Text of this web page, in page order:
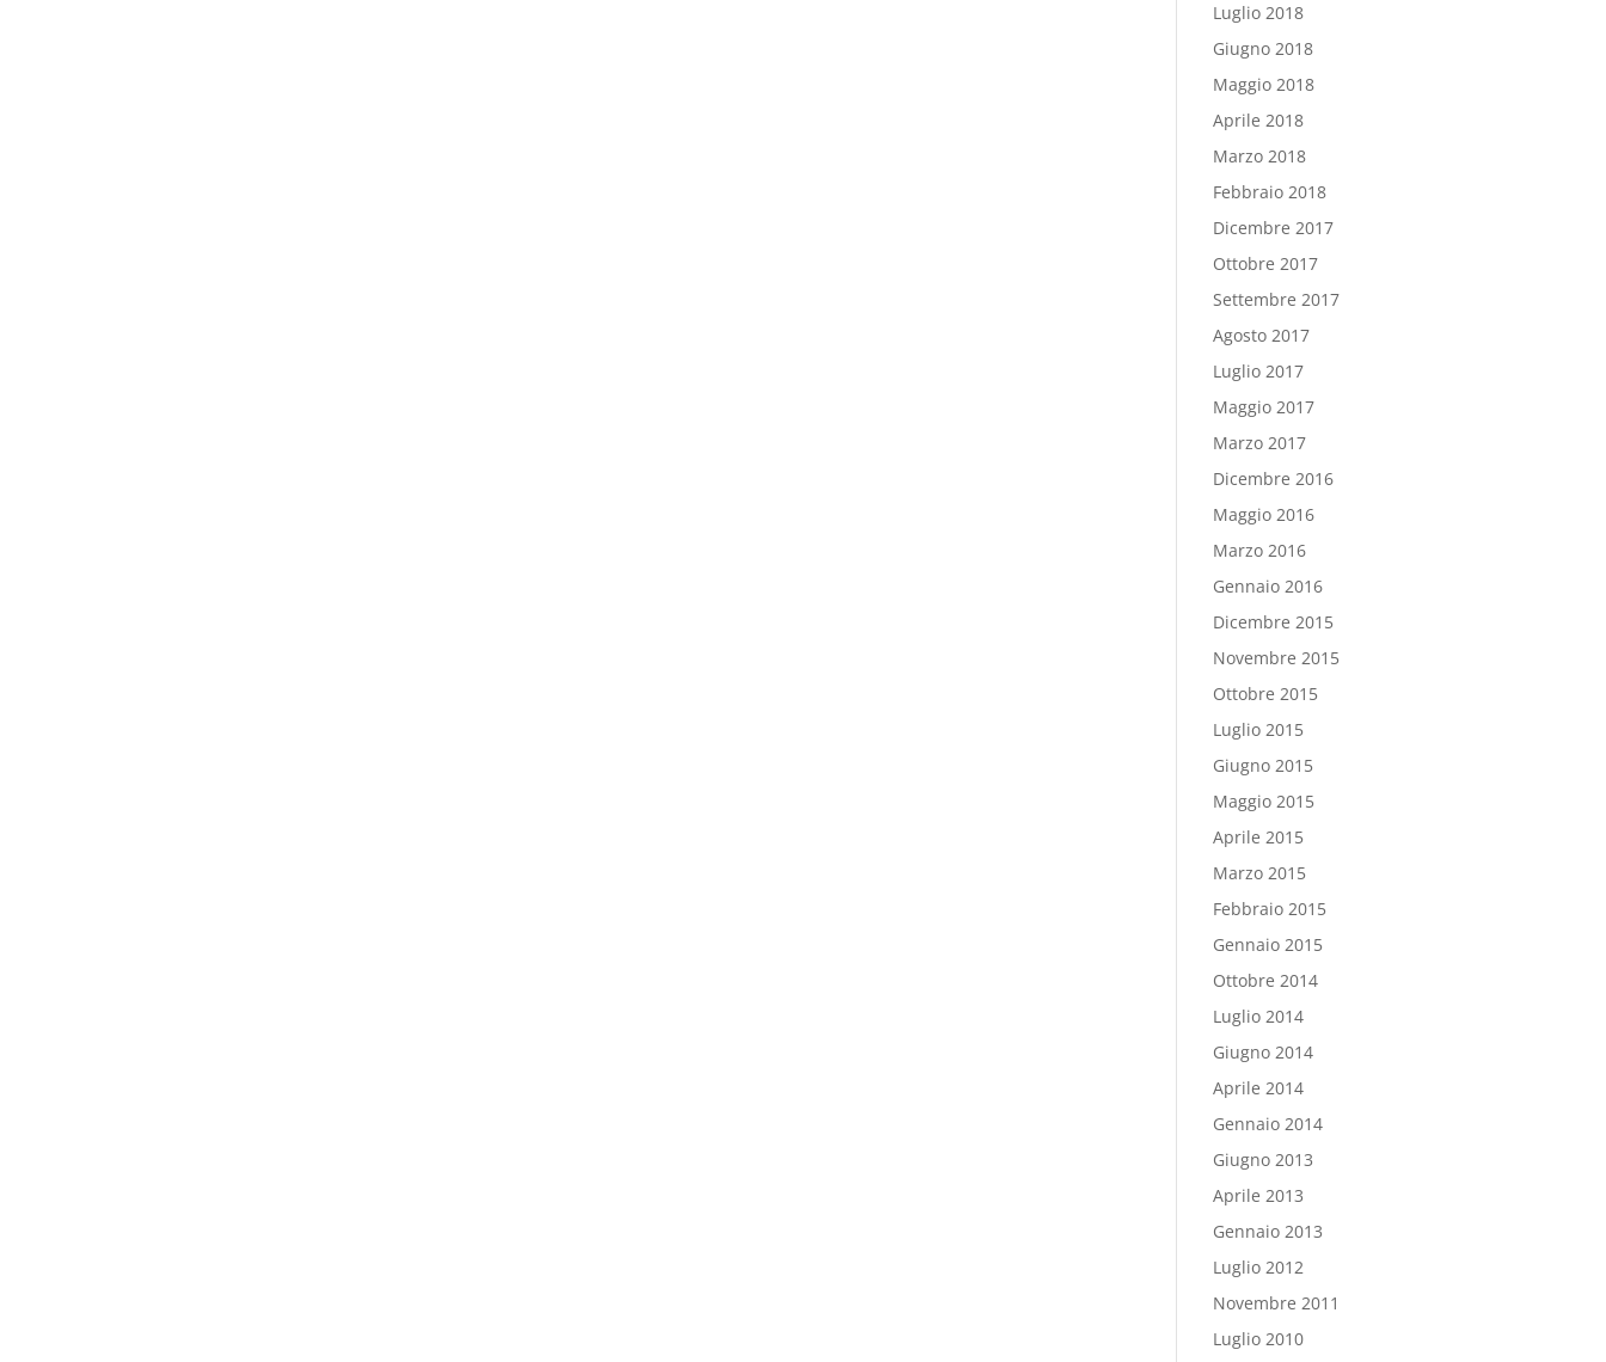
Luglio 2018
Giugno 2018
Maggio 2018
Aprile 2018
Marzo 2018
Febbraio 2018
Dicembre 2017
Ottobre 2017
Settembre 2017
Agosto 2017
Luglio 2017
Maggio 2017
Marzo 2017
Dicembre 2016
Maggio 2016
Marzo 2016
Gennaio 2016
Dicembre 2015
Novembre 2015
Ottobre 2015
Luglio 2015
Giugno 2015
Maggio 2015
Aprile 2015
Marzo 2015
Febbraio 2015
Gennaio 2015
Ottobre 2014
Luglio 2014
Giugno 2014
Aprile 2014
Gennaio 2014
Giugno 2013
Aprile 2013
Gennaio 2013
Luglio 2012
Novembre 2011
Luglio 2010